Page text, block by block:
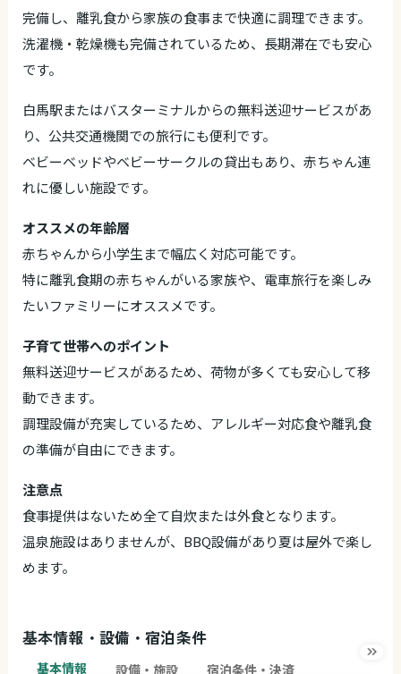
完備し、離乳食から家族の食事まで快適に調理できます。
洗濯機・乾燥機も完備されているため、長期滞在でも安心
です。
白馬駅またはバスターミナルからの無料送迎サービスがあ
り、公共交通機関での旅行にも便利です。
ベビーベッドやベビーサークルの貸出もあり、赤ちゃん連
れに優しい施設です。
オススメの年齢層
赤ちゃんから小学生まで幅広く対応可能です。
特に離乳食期の赤ちゃんがいる家族や、電車旅行を楽しみ
たいファミリーにオススメです。
子育て世帯へのポイント
無料送迎サービスがあるため、荷物が多くても安心して移
動できます。
調理設備が充実しているため、アレルギー対応食や離乳食
の準備が自由にできます。
注意点
食事提供はないため全て自炊または外食となります。
温泉施設はありませんが、BBQ設備があり夏は屋外で楽し
めます。
基本情報・設備・宿泊条件
基本情報 設備・施設 宿泊条件・決済